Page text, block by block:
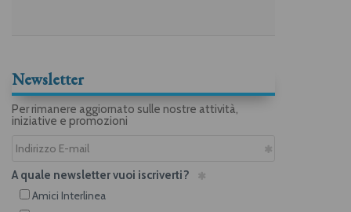
Newsletter
Per rimanere aggiornato sulle nostre attività,
iniziative e promozioni
A quale newsletter vuoi iscriverti?
Amici Interlinea